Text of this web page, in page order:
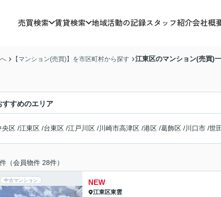
売買検索 賃貸検索 地域活動の記録スタッフ紹介会社概
【マンション(売買)】を市区町村から探す 江東区のマンション(売買)
すすめのエリア
央区 /江東区 /台東区 /江戸川区 /川崎市高津区 /港区 /葛飾区 /川口市 /世
件（会員物件 28件）
中古マンション NEW
江東区東雲